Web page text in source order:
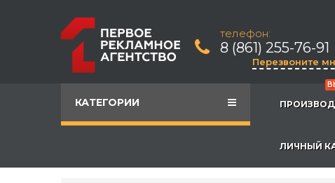
телефон:
8 (861) 255-76-91
Перезвоните
КАТЕГОРИИ
ЛИЧНЫЙ